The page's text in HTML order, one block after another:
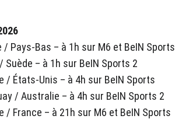
/ Pays-Bas – à 1h sur M6 et BeIN Sports
Suède – à 1h sur BeIN Sports 2
/ États-Unis – à 4h sur BeIN Sports
/ Australie – à 4h sur BeIN Sports 2
/ France – à 21h sur M6 et BeIN Sports